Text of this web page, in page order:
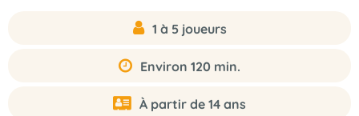
1 à 5 joueurs
Environ 120 min.
À partir de 14 ans